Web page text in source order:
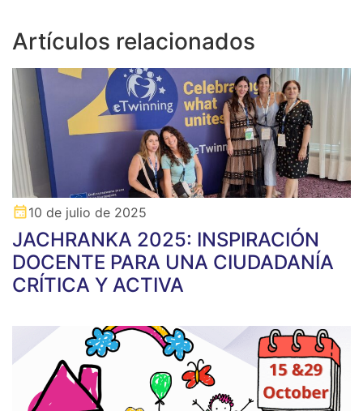
Artículos relacionados
10 de julio de 2025
JACHRANKA 2025: INSPIRACIÓN
DOCENTE PARA UNA CIUDADANÍA
CRÍTICA Y ACTIVA